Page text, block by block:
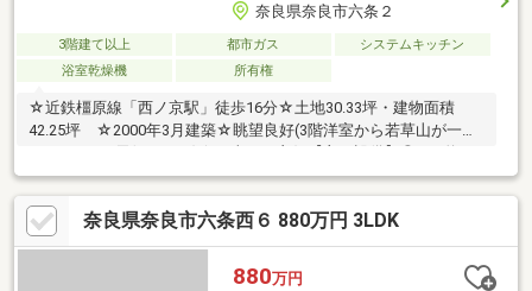
奈良県奈良市六条２
3階建て以上 都市ガス
システムキッチン
浴室乾燥機
所有権
☆近鉄橿原線「西ノ京駅」徒歩16分☆土地30.33坪・建物面積
42.25坪 ☆2000年3月建築☆眺望良好(3階洋室から若草山が一望
24.7帖◎IHクッキングヒーター◎食器洗い乾燥機◎浴室暖房乾燥
機◎モニター付きインターホン◎2階・3階バルコニー◎中２階収
納
奈良県奈良市六条西６ 880万円 3LDK
880万円